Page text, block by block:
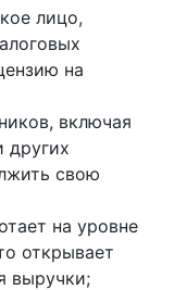
лицо,
на
включая
других
свою
на уровне
открывает
выручки;